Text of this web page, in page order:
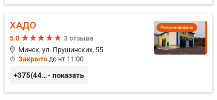
Рекомендовано
ХАДО
5.0
3 отзыва
Минск, ул. Прушинских, 55
Закрыто до чт 11:00
+375(44) 559-27-77- показать